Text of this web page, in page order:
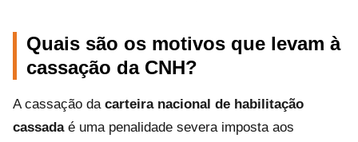
Quais são os motivos que levam à
cassação da CNH?
A cassação da carteira nacional de habilitação
cassadaé uma penalidade severa imposta aos